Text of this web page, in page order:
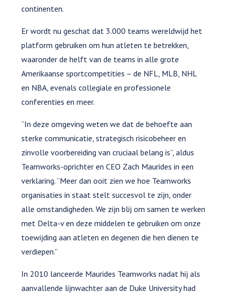
continenten.
Er wordt nu geschat dat 3.000 teams wereldwijd het
platform gebruiken om hun atleten te betrekken,
waaronder de helft van de teams in alle grote
Amerikaanse sportcompetities – de NFL, MLB, NHL
en NBA, evenals collegiale en professionele
conferenties en meer.
“In deze omgeving weten we dat de behoefte aan
sterke communicatie, strategisch risicobeheer en
zinvolle voorbereiding van cruciaal belang is”, aldus
Teamworks-oprichter en CEO Zach Maurides in een
verklaring. “Meer dan ooit zien we hoe Teamworks
organisaties in staat stelt succesvol te zijn, onder
alle omstandigheden. We zijn blij om samen te werken
met Delta-v en deze middelen te gebruiken om onze
toewijding aan atleten en degenen die hen dienen te
verdiepen.”
In 2010 lanceerde Maurides Teamworks nadat hij als
aanvallende lijnwachter aan de Duke University had